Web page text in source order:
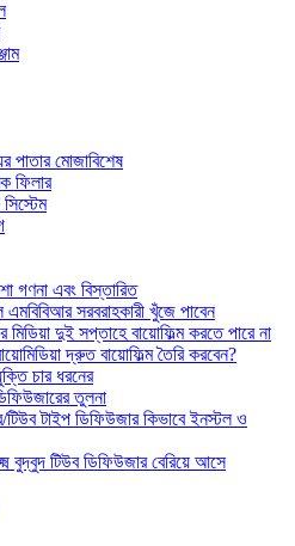
পাতার মোজাবিশেষ
ফিলার
গণনা এবং বিস্তারিত
এমবিবিআর সরবরাহকারী খুঁজে পাবেন
দুই সপ্তাহে বায়োফিল্ম করতে পারে না
দ্রুত বায়োফিল্ম তৈরি করবেন?
চার ধরনের
তুলনা
টাইপ ডিফিউজার কিভাবে ইনস্টল ও
বুদ্বুদ টিউব ডিফিউজার বেরিয়ে আসে